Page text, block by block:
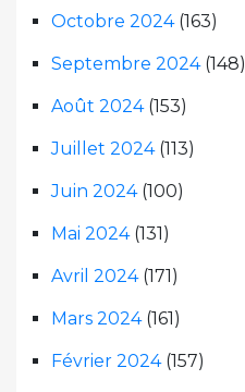
Octobre 2024(163)
Septembre 2024(148)
Août 2024(153)
Juillet 2024(113)
Juin 2024(100)
Mai 2024(131)
Avril 2024(171)
Mars 2024(161)
Février 2024(157)